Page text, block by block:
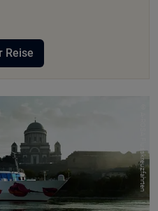
Reise
© A-ROSA Flusskreuzfahrten